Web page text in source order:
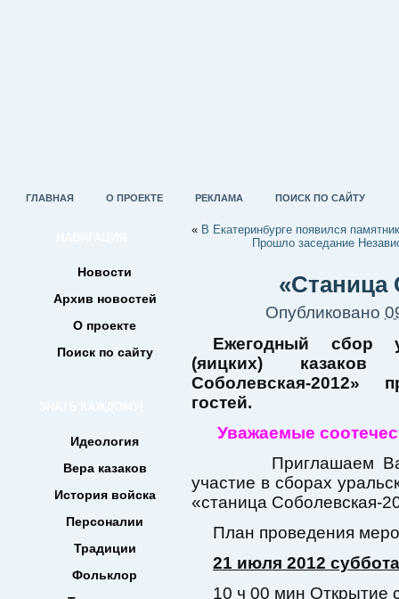
ГЛАВНАЯ О ПРОЕКТЕ РЕКЛАМА ПОИСК ПО САЙТУ
Новости
Архив новостей
О проекте
Поиск по сайту
Идеология
Вера казаков
История войска
Персоналии
Традиции
Фольклор
« В Екатеринбурге появился
Прошло заседание
«Станица
Опубликовано
Ежегодный сбор
(яицких) казаков
Соболевская-2012»
гостей.
Уважаемые
Приглашаем Вас
участие в сборах
«станица Соболевская-
План проведения
21 июля 2012 суббота
10 ч 00 мин Открытие